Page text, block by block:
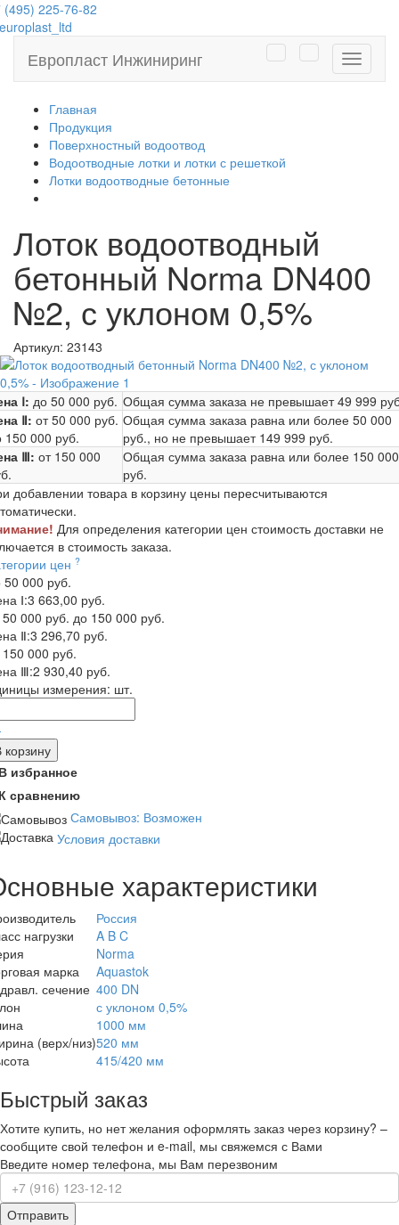
(495) 225-76-82
Европласт Инжиниринг
Главная
Продукция
Поверхностный водоотвод
Водоотводные лотки и лотки с решеткой
Лотки водоотводные бетонные
Лоток водоотводный
бетонный Norma DN400
№2, с уклоном 0,5%
Артикул: 23143
Ⅰ: до 50 000 руб. Общая сумма заказа не превышает49 999
Ⅱ: от 50 000 руб.
150 000 руб.
Общая сумма заказа равна или более 50 000
руб., но не превышает 149 999 руб.
Ⅲ: от 150 000
Общая сумма заказа равна или более 150 000
руб.
добавлении товара в корзину цены пересчитываются
Для определения категории цен стоимость доставки не
в стоимость заказа.
цен ?
50 000 руб.
Ⅰ:3 663,00 руб.
50 000 руб. до 150 000 руб.
Ⅱ:3 296,70 руб.
150 000 руб.
Ⅲ:2 930,40 руб.
измерения: шт.
корзину
избранное
сравнению
Самовывоз: Возможен
Условия доставки
характеристики
Россия
нагрузки
A B C
Norma
марка
Aquastok
сечение 400 DN
с уклоном 0,5%
1000 мм
(верх/низ)520 мм
415/420 мм
Быстрый заказ
Хотите купить, но нет желания оформлять заказ через корзину? –
сообщите свой телефон и e-mail, мы свяжемся с Вами
Введите номер телефона, мы Вам перезвоним
Отправить